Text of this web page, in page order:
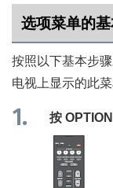
选项菜单的
按照以下基本步骤
电视上显示的此菜
按 OPTION